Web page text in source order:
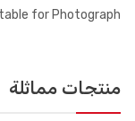
for Photograph
منتجات مماثلة